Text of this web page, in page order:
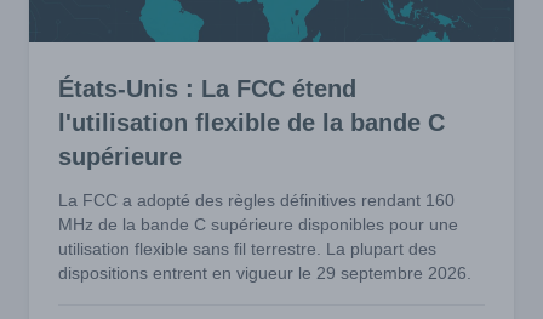
États-Unis : La FCC étend
l'utilisation flexible de la bande C
supérieure
La FCC a adopté des règles définitives rendant 160
MHz de la bande C supérieure disponibles pour une
utilisation flexible sans fil terrestre. La plupart des
dispositions entrent en vigueur le 29 septembre 2026.